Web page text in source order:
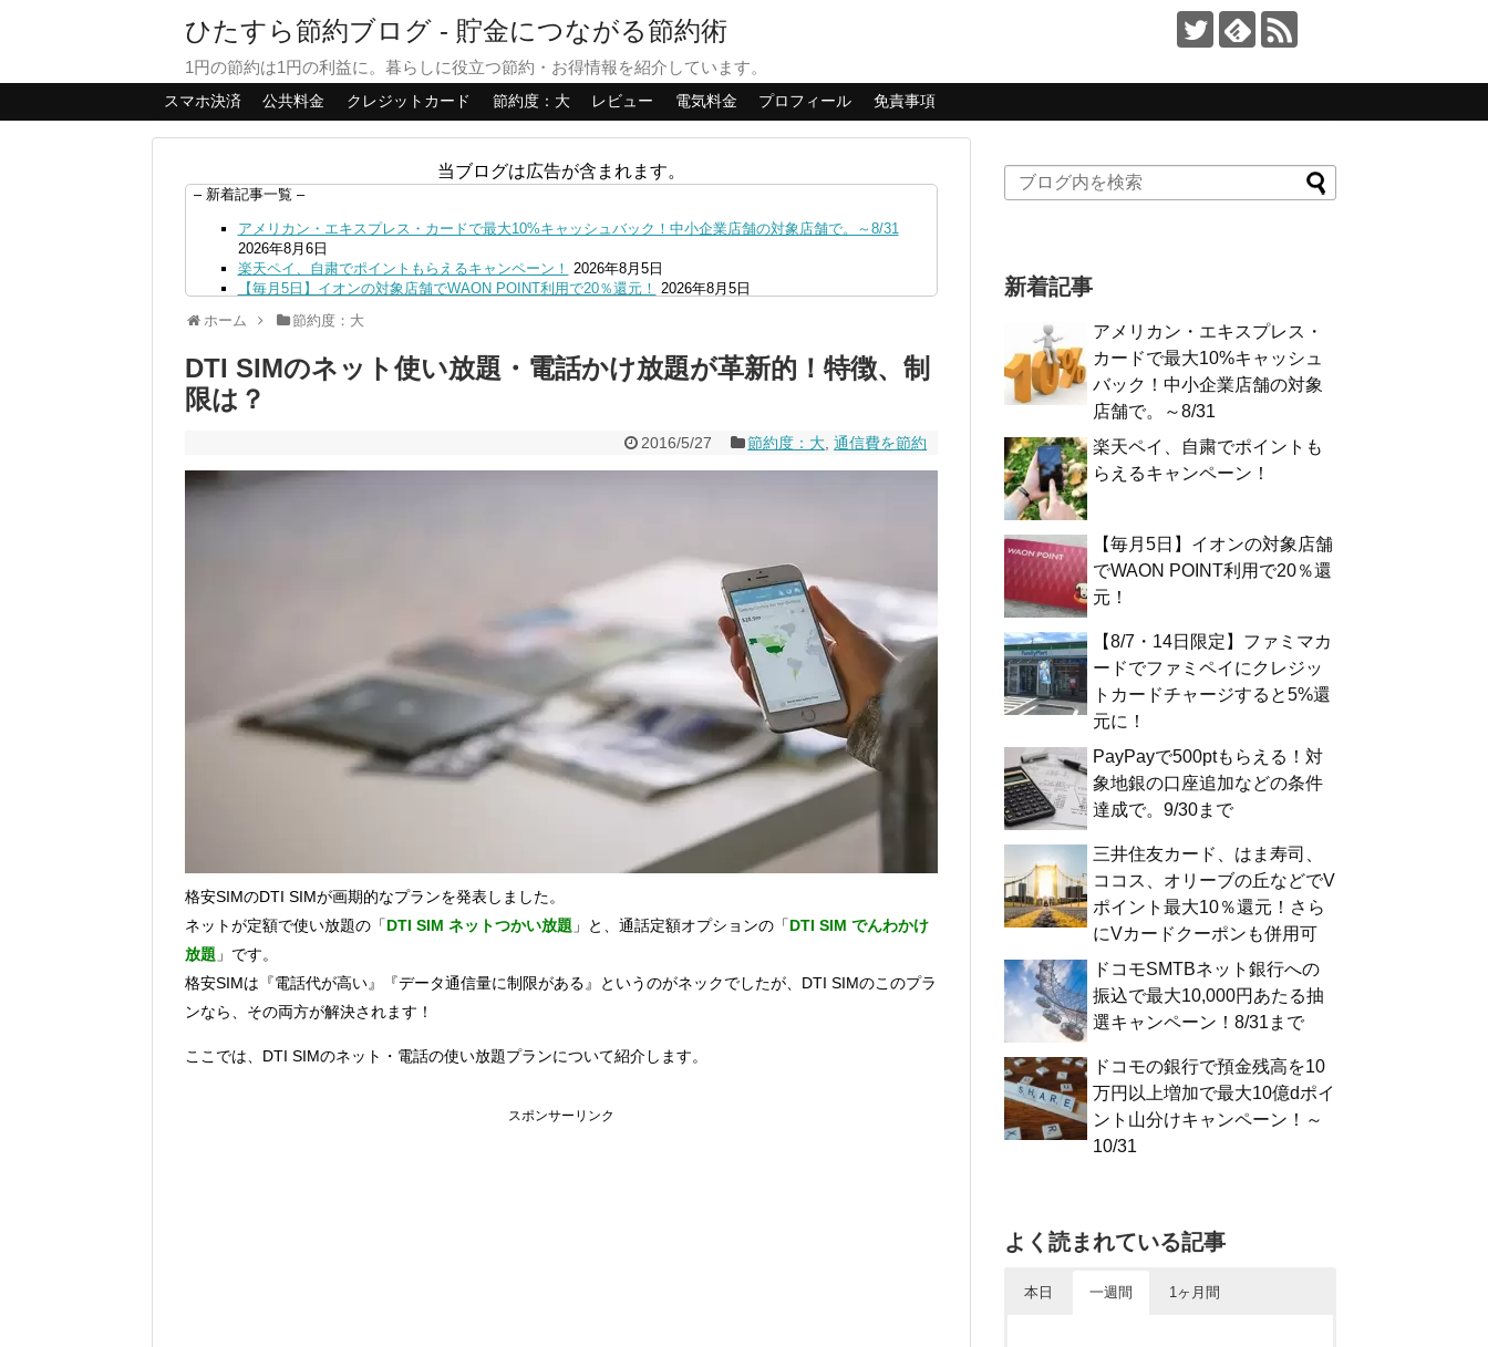
ひたすら節約ブログ - 貯金につながる節約術
1円の節約は1円の利益に。暮らしに役立つ節約・お得情報を紹介しています。
スマホ決済 公共料金 クレジットカード 節約度：大 レビュー 電気料金 プロフィール 免責事項
当ブログは広告が含まれます。
– 新着記事一覧 –
アメリカン・エキスプレス・カードで最大10%キャッシュバック！中小企業店舗の対象店舗で。～8/31
2026年8月6日
楽天ペイ、自粛でポイントもらえるキャンペーン！ 2026年8月5日
【毎月5日】イオンの対象店舗でWAON POINT利用で20％還元！ 2026年8月5日
4日
三井住友カード、はま寿司、ココス、オリーブの丘などでVポイント最大10％還元！さらにVカードクーポ
ンも併用可
ドコモSMTBネット銀行への振込で最大10,000円あたる抽選キャンペーン！8/31まで
デジタルギフト改悪でいろいろ手数料徴収へ！8/3～ 2026年8月1日
PayPayポイント→Vポイント交換でストア限定の制限を消す方法
【2026年夏】dポイント交換キャンペーンが見逃せない！最大15%増量のチャンス。8/1~31あたりまで
au PAY 残高チャージで最大10000円もらえる！じぶん銀行からチャージで抽選。8/31まで
2026年7月29日
ホーム 節約度：大
DTI SIMのネット使い放題・電話かけ放題が革新的！特徴、制
限は？
2016/5/27 節約度：大 ,通信費を節約
格安SIMのDTI SIMが画期的なプランを発表しました。
ネットが定額で使い放題の「DTI SIM ネットつかい放題 」と、通話定額オプションの「DTI SIM でんわかけ
放題 」です。
格安SIMは『電話代が高い』『データ通信量に制限がある』というのがネックでしたが、DTI SIMのこのプラ
ンなら、その両方が解決されます！
ここでは、DTI SIMのネット・電話の使い放題プランについて紹介します。
スポンサーリンク
新着記事
アメリカン・エキスプレス・
カードで最大10%キャッシュ
バック！中小企業店舗の対象
店舗で。～8/31
楽天ペイ、自粛でポイントも
らえるキャンペーン！
【毎月5日】イオンの対象店舗
でWAON POINT利用で20％還
元！
【8/7・14日限定】ファミマカ
ードでファミペイにクレジッ
トカードチャージすると5%還
元に！
PayPayで500ptもらえる！対
象地銀の口座追加などの条件
達成で。9/30まで
三井住友カード、はま寿司、
ココス、オリーブの丘などでV
ポイント最大10％還元！さら
にVカードクーポンも併用可
ドコモSMTBネット銀行への
振込で最大10,000円あたる抽
選キャンペーン！8/31まで
ドコモの銀行で預金残高を10
万円以上増加で最大10億dポイ
ント山分けキャンペーン！～
10/31
よく読まれている記事
本日 一週間 1ヶ月間